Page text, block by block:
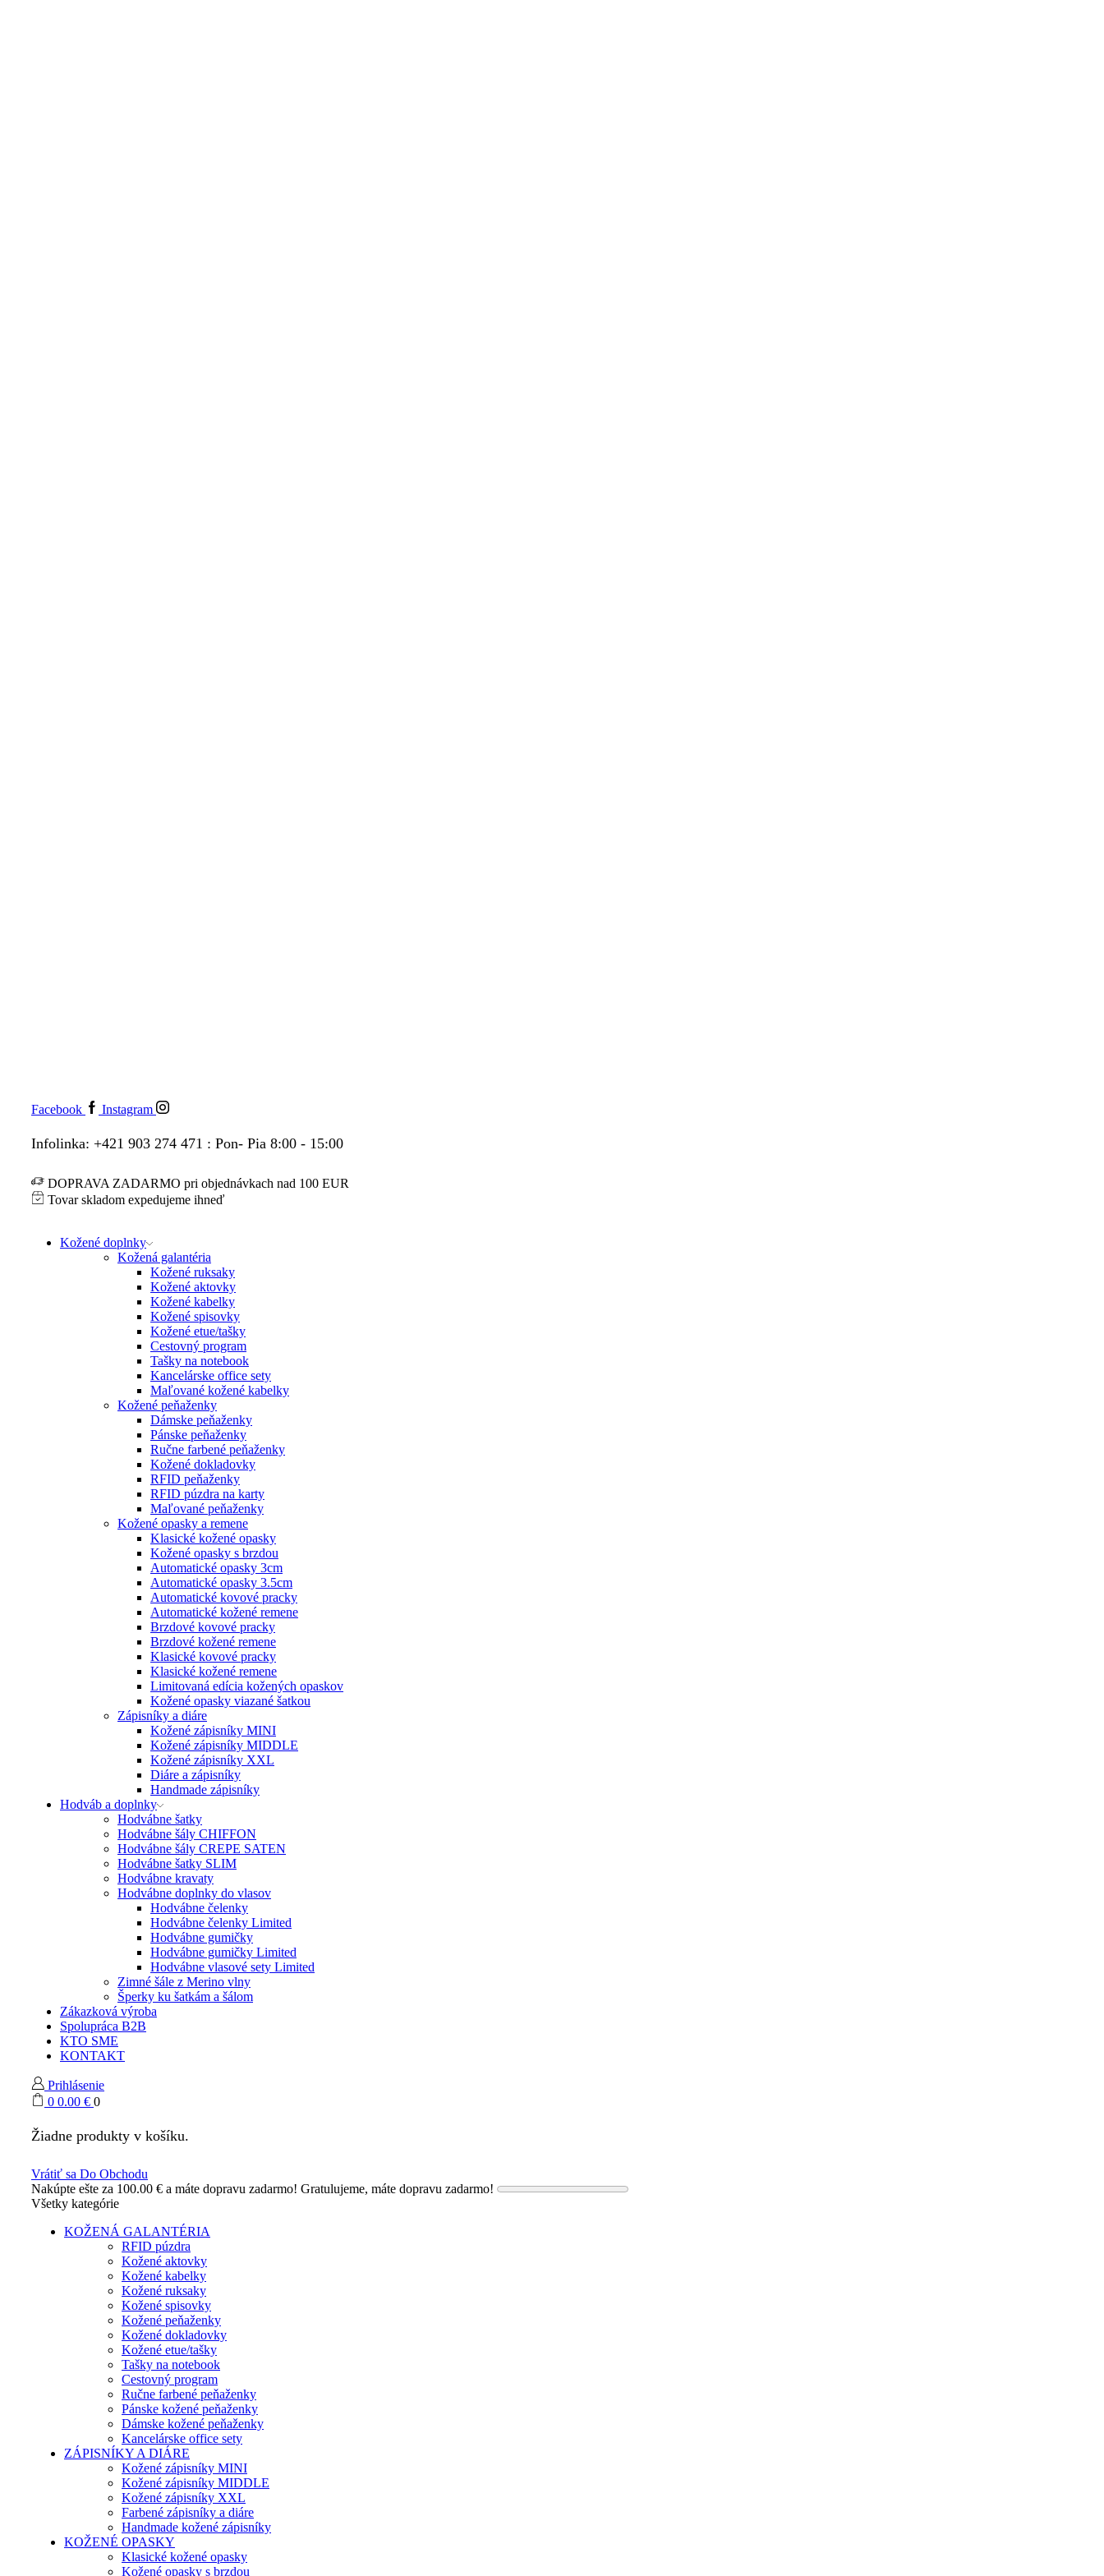
Facebook Instagram
Infolinka: +421 903 274 471 : Pon- Pia 8:00 - 15:00
DOPRAVA ZADARMO pri objednávkach nad 100 EUR
Tovar skladom expedujeme ihneď
Kožené doplnky
Kožená galantéria
Kožené ruksaky
Kožené aktovky
Kožené kabelky
Kožené spisovky
Kožené etue/tašky
Cestovný program
Tašky na notebook
Kancelárske office sety
Maľované kožené kabelky
Kožené peňaženky
Dámske peňaženky
Pánske peňaženky
Ručne farbené peňaženky
Kožené dokladovky
RFID peňaženky
RFID púzdra na karty
Maľované peňaženky
Kožené opasky a remene
Klasické kožené opasky
Kožené opasky s brzdou
Automatické opasky 3cm
Automatické opasky 3.5cm
Automatické kovové pracky
Automatické kožené remene
Brzdové kovové pracky
Brzdové kožené remene
Klasické kovové pracky
Klasické kožené remene
Limitovaná edícia kožených opaskov
Kožené opasky viazané šatkou
Zápisníky a diáre
Kožené zápisníky MINI
Kožené zápisníky MIDDLE
Kožené zápisníky XXL
Diáre a zápisníky
Handmade zápisníky
Hodváb a doplnky
Hodvábne šatky
Hodvábne šály CHIFFON
Hodvábne šály CREPE SATEN
Hodvábne šatky SLIM
Hodvábne kravaty
Hodvábne doplnky do vlasov
Hodvábne čelenky
Hodvábne čelenky Limited
Hodvábne gumičky
Hodvábne gumičky Limited
Hodvábne vlasové sety Limited
Zimné šále z Merino vlny
Šperky ku šatkám a šálom
Zákazková výroba
Spolupráca B2B
KTO SME
KONTAKT
Prihlásenie
0 0.00 € 0
Žiadne produkty v košíku.
Vrátiť sa Do Obchodu
Nakúpte ešte za 100.00 € a máte dopravu zadarmo! Gratulujeme, máte dopravu zadarmo!
Všetky kategórie
KOŽENÁ GALANTÉRIA
RFID púzdra
Kožené aktovky
Kožené kabelky
Kožené ruksaky
Kožené spisovky
Kožené peňaženky
Kožené dokladovky
Kožené etue/tašky
Tašky na notebook
Cestovný program
Ručne farbené peňaženky
Pánske kožené peňaženky
Dámske kožené peňaženky
Kancelárske office sety
ZÁPISNÍKY A DIÁRE
Kožené zápisníky MINI
Kožené zápisníky MIDDLE
Kožené zápisníky XXL
Farbené zápisníky a diáre
Handmade kožené zápisníky
KOŽENÉ OPASKY
Klasické kožené opasky
Kožené opasky s brzdou